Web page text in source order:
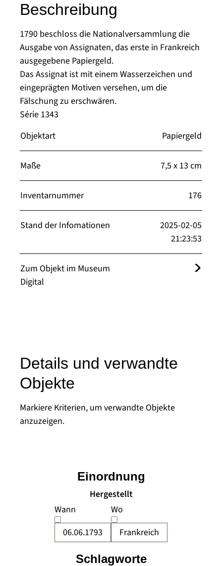
Beschreibung
1790 beschloss die Nationalversammlung die
Ausgabe von Assignaten, das erste in Frankreich
ausgegebene Papiergeld.
Das Assignat ist mit einem Wasserzeichen und
eingeprägten Motiven versehen, um die
Fälschung zu erschwären.
Série 1343
Objektart
Papiergeld
Maße 7,5 x 13 cm
Inventarnummer 176
Stand der Infomationen
2025-02-05
21:23:53
Zum Objekt im Museum
Digital
Details und verwandte
Objekte
Markiere Kriterien, um verwandte Objekte
anzuzeigen.
Hergestellt
Wann
06.06.1793
Wo
Frankreich
Einordnung
Schlagworte